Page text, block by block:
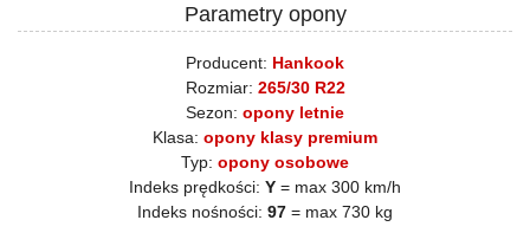
Parametry opony
Producent: Hankook
Rozmiar: 265/30 R22
Sezon: opony letnie
Klasa: opony klasy premium
Typ: opony osobowe
Indeks prędkości: Y = max 300 km/h
Indeks nośności: 97 = max 730 kg